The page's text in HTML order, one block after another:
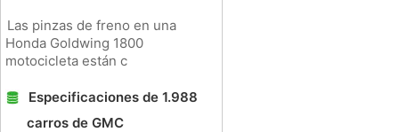
Las pinzas de freno en una
Honda Goldwing 1800
motocicleta están c
Especificaciones de 1.988
carros de GMC